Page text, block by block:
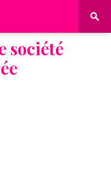
société